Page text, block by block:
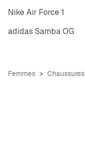
Nike Air Force 1
adidas Samba OG
Femmes Chaussures